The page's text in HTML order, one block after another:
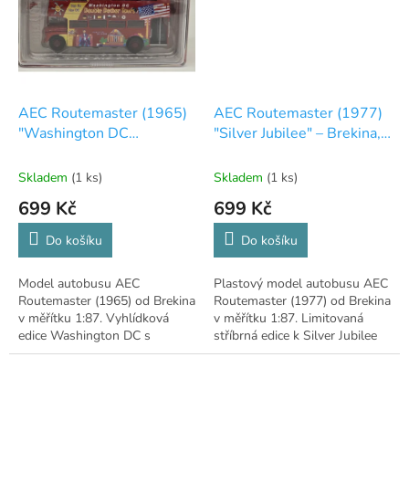
AEC Routemaster (1965)
"Washington DC
1:87
Skladem (1 ks)
699 Kč
Do košíku
Model autobusu AEC
Routemaster (1965) od Brekina
v měřítku 1:87. Vyhlídková
edice Washington DC s
bohatým detailním potiskem.
AEC Routemaster (1977)
"Silver Jubilee" – Brekina,
Skladem (1 ks)
699 Kč
Do košíku
Plastový model autobusu AEC
Routemaster (1977) od Brekina
v měřítku 1:87. Limitovaná
stříbrná edice k Silver Jubilee
Alžběty II.